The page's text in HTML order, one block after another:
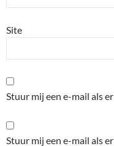
Site
Stuur mij een e-mail als
Stuur mij een e-mail als